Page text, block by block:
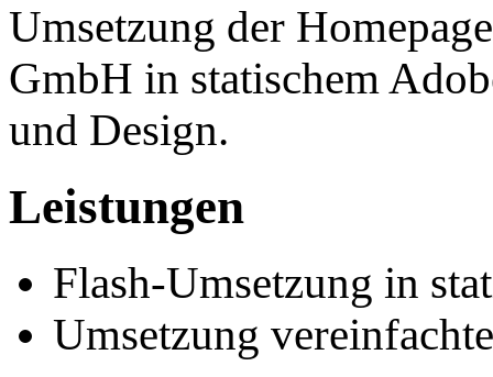
Umsetzung der
GmbH in statischem
und Design.
Leistungen
Flash-Umsetzung in
Umsetzung